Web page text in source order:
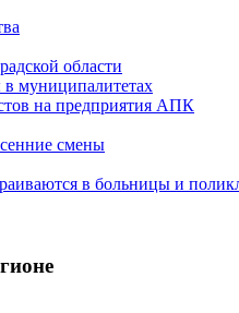
области
муниципалитетах
на предприятия АПК
смены
в больницы и